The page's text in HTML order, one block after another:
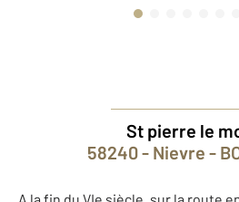
St pierre le
58240 - Nievre -
A la fin du VIe siècle, sur la route